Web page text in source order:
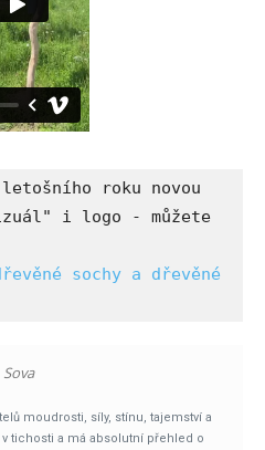
roku novou
i logo - můžete
sochy a dřevěné
Sova
moudrosti, síly, stínu, tajemství a
v tichosti a má absolutní přehled o